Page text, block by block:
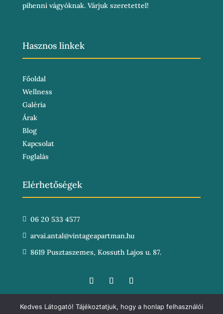
pihenni vágyóknak. Várjuk szeretettel!
Hasznos linkek
Főoldal
Wellness
Galéria
Árak
Blog
Kapcsolat
Foglalás
Elérhetőségek
 06 20 533 4577
 arvai.antal@vintageapartman.hu
 8619 Pusztaszemes, Kossuth Lajos u. 87.
Kedves Látogató! Tájékoztatjuk, hogy a honlap felhasználói